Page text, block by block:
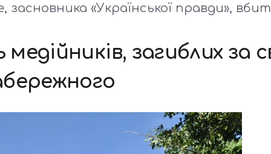
засновника «Української правди»,
загиблих за